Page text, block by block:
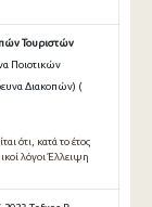
Τουριστών
Ποιοτικών
Διακοπών) (
ότι, κατά το έτος
λόγοι Έλλειψη